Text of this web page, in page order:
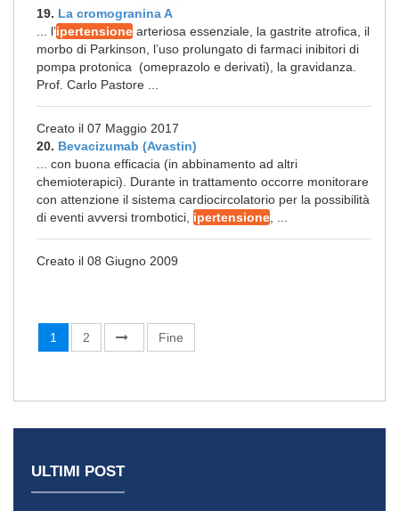
19. La cromogranina A
... l’ipertensione arteriosa essenziale, la gastrite atrofica, il
morbo di Parkinson, l’uso prolungato di farmaci inibitori di
pompa protonica (omeprazolo e derivati), la gravidanza.
Prof. Carlo Pastore ...
Creato il 07 Maggio 2017
20. Bevacizumab (Avastin)
... con buona efficacia (in abbinamento ad altri
chemioterapici). Durante in trattamento occorre monitorare
con attenzione il sistema cardiocircolatorio per la possibilità
di eventi avversi trombotici, ipertensione
Creato il 08 Giugno 2009
1 2 Fine
ULTIMI POST